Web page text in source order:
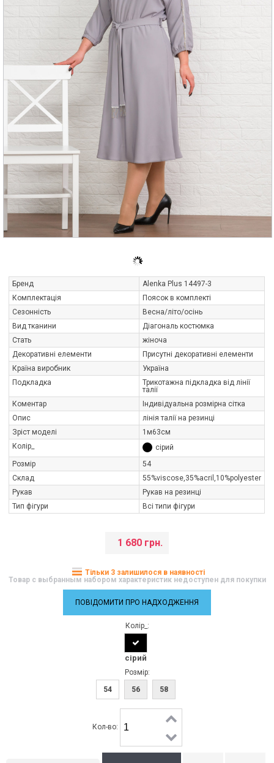
Бренд
Alenka Plus 14497-3
Комплектація
Поясок в комплекті
Сезонність
Весна/літо/осінь
Вид тканини
Діагональ костюмка
Стать
жіноча
Декоративні елементи
Присутні декоративні елементи
Країна виробник
Україна
Подкладка
Трикотажна підкладка від лінії
талії
Коментар
Індивідуальна розмірна сітка
Опис
лінія талії на резинці
Зріст моделі
1м63см
Колір_
сірий
Розмір
54
Склад
55%viscose,35%aсril,10%polуester
Рукав
Рукав на резинці
Тип фігури
Всі типи фігури
1 680 грн.
Тільки 3 залишилося в наявності
Товар с выбранным набором характеристик недоступен для покупки
ПОВІДОМИТИ ПРО НАДХОДЖЕННЯ
Колір_:
сірий
Розмір:
54
56 58
Кол-во: